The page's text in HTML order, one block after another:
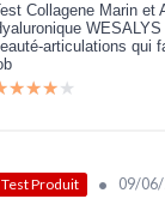
Collagene Marin et
articulations qui
Test Produit • 09/